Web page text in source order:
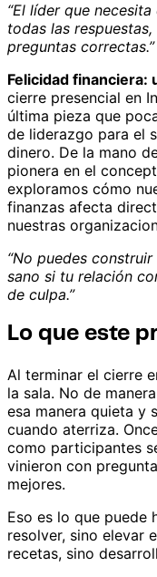
“El líder que
todas las
preguntas correctas.”
Felicidad financiera:
cierre presencial en
última pieza que
de liderazgo para el
dinero. De la mano
pionera en el
exploramos cómo
finanzas afecta
nuestras
“No puedes
sano si tu relación
de culpa.”
Lo que este
Al terminar el cierre
la sala. No de
esa manera quieta y
cuando aterriza.
como participantes
vinieron con
mejores.
Eso es lo que puede
resolver, sino elevar
recetas, sino